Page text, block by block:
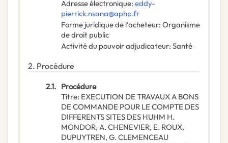
Adresse électronique: eddy-
pierrick.nsana@aphp.fr
Forme juridique de l’acheteur: Organisme
de droit public
Activité du pouvoir adjudicateur: Santé
2. Procédure
2.1. Procédure
Titre: EXECUTION DE TRAVAUX A BONS
DE COMMANDE POUR LE COMPTE DES
DIFFERENTS SITES DES HUHM H.
MONDOR, A. CHENEVIER, E. ROUX,
DUPUYTREN, G. CLEMENCEAU